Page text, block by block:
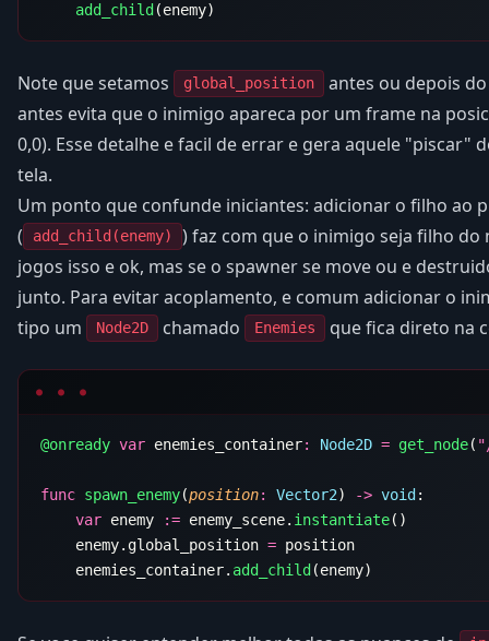
    add_child
Note que setamos global_position
antes ou depois
antes evita que o inimigo apareca por um frame na
0,0). Esse detalhe e facil de errar e gera aquele "piscar"
tela.
Um ponto que confunde iniciantes: adicionar o filho ao
(
add_child(enemy)
) faz com que o inimigo seja filho do
jogos isso e ok, mas se o spawner se move ou e
junto. Para evitar acoplamento, e comum adicionar o
tipo um
Node2D chamado Enemies que fica direto na
@onready var enemies_container: Node2D = get_node(
func spawn_enemy(position: Vector2) -> void
    var
enemy := enemy_scene. instantiate
    enemy.global_position
=
    enemies_container.
add_child